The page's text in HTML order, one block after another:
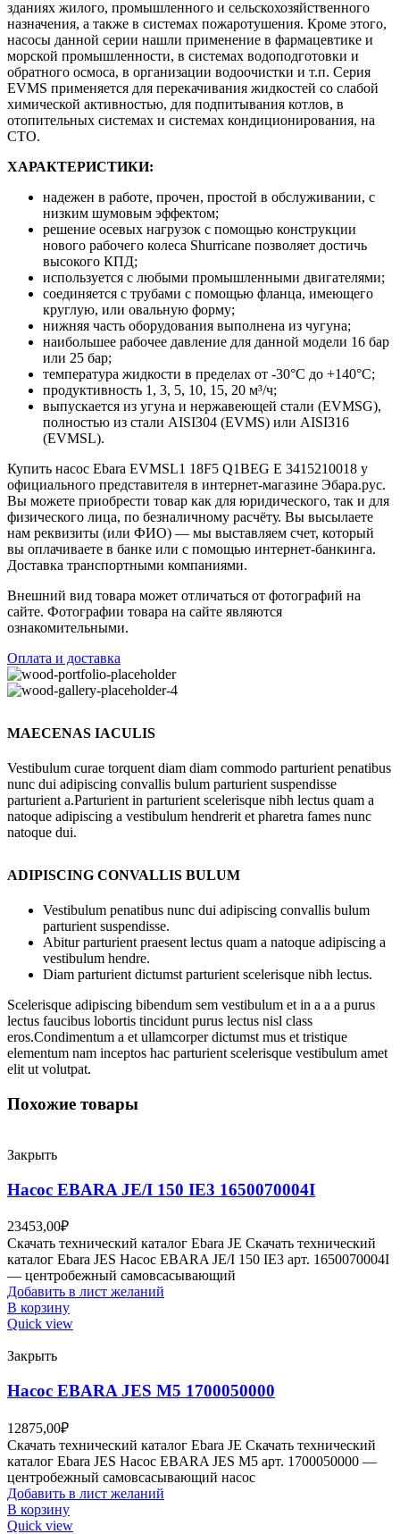
зданиях жилого, промышленного и сельскохозяйственного
назначения, а также в системах пожаротушения. Кроме этого,
насосы данной серии нашли применение в фармацевтике и
морской промышленности, в системах водоподготовки и
обратного осмоса, в организации водоочистки и т.п. Серия
EVMS применяется для перекачивания жидкостей со слабой
химической активностью, для подпитывания котлов, в
отопительных системах и системах кондиционирования, на
СТО.
ХАРАКТЕРИСТИКИ:
надежен в работе, прочен, простой в обслуживании, с
низким шумовым эффектом;
решение осевых нагрузок с помощью конструкции
нового рабочего колеса Shurricane позволяет достичь
высокого КПД;
используется с любыми промышленными двигателями;
соединяется с трубами с помощью фланца, имеющего
круглую, или овальную форму;
нижняя часть оборудования выполнена из чугуна;
наибольшее рабочее давление для данной модели 16 бар
или 25 бар;
температура жидкости в пределах от -30°C до +140°C;
продуктивность 1, 3, 5, 10, 15, 20 м³/ч;
выпускается из угунa и нepжaвeющeй cтaли (EVMSG),
пoлностью из cтaли AISIЗ04 (EVMS) или AISIЗ16
(EVMSL).
Купить насос Ebara EVMSL1 18F5 Q1BEG E 3415210018 у
официального представителя в интернет-магазине Эбара.рус.
Вы можете приобрести товар как для юридического, так и для
физического лица, по безналичному расчёту. Вы высылаете
нам реквизиты (или ФИО) — мы выставляем счет, который
вы оплачиваете в банке или с помощью интернет-банкинга.
Доставка транспортными компаниями.
Внешний вид товара может отличаться от фотографий на
сайте. Фотографии товара на сайте являются
ознакомительными.
Оплата и доставка
MAECENAS IACULIS
Vestibulum curae torquent diam diam commodo parturient penatibus
nunc dui adipiscing convallis bulum parturient suspendisse
parturient a.Parturient in parturient scelerisque nibh lectus quam a
natoque adipiscing a vestibulum hendrerit et pharetra fames nunc
natoque dui.
ADIPISCING CONVALLIS BULUM
Vestibulum penatibus nunc dui adipiscing convallis bulum
parturient suspendisse.
Abitur parturient praesent lectus quam a natoque adipiscing a
vestibulum hendre.
Diam parturient dictumst parturient scelerisque nibh lectus.
Scelerisque adipiscing bibendum sem vestibulum et in a a a purus
lectus faucibus lobortis tincidunt purus lectus nisl class
eros.Condimentum a et ullamcorper dictumst mus et tristique
elementum nam inceptos hac parturient scelerisque vestibulum amet
elit ut volutpat.
Похожие товары
Закрыть
Насос EBARA JE/I 150 IE3 1650070004I
23453,00₽
Скачать технический каталог Ebara JE Скачать технический
каталог Ebara JES Насос EBARA JE/I 150 IE3 арт. 1650070004I
— центробежный самовсасывающий
Добавить в лист желаний
В корзину
Quick view
Закрыть
Насос EBARA JES M5 1700050000
12875,00₽
Скачать технический каталог Ebara JE Скачать технический
каталог Ebara JES Насос EBARA JES M5 арт. 1700050000 —
центробежный самовсасывающий насос
Добавить в лист желаний
В корзину
Quick view